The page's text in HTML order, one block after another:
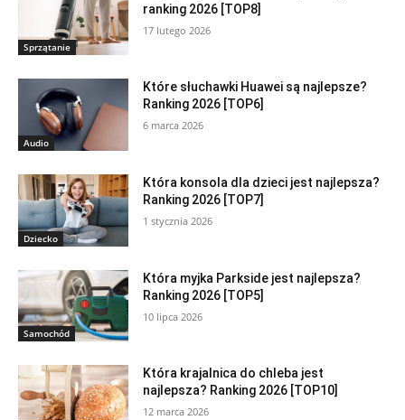
Sprzątanie
ranking 2026 [TOP8]
17 lutego 2026
Audio
Które słuchawki Huawei są najlepsze?
Ranking 2026 [TOP6]
6 marca 2026
Dziecko
Która konsola dla dzieci jest najlepsza?
Ranking 2026 [TOP7]
1 stycznia 2026
Samochód
Która myjka Parkside jest najlepsza?
Ranking 2026 [TOP5]
10 lipca 2026
Która krajalnica do chleba jest
najlepsza? Ranking 2026 [TOP10]
12 marca 2026